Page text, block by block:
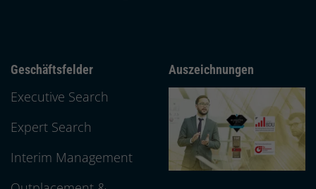
Geschäftsfelder
Executive Search
Expert Search
Interim Management
Auszeichnungen